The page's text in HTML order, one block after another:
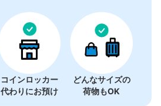
コインロッカー
代わりにお預け
どんなサイズの
荷物もOK